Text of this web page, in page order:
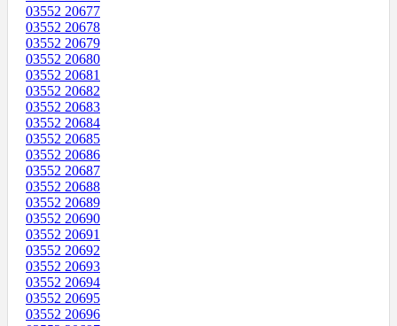
03552 20677
03552 20678
03552 20679
03552 20680
03552 20681
03552 20682
03552 20683
03552 20684
03552 20685
03552 20686
03552 20687
03552 20688
03552 20689
03552 20690
03552 20691
03552 20692
03552 20693
03552 20694
03552 20695
03552 20696